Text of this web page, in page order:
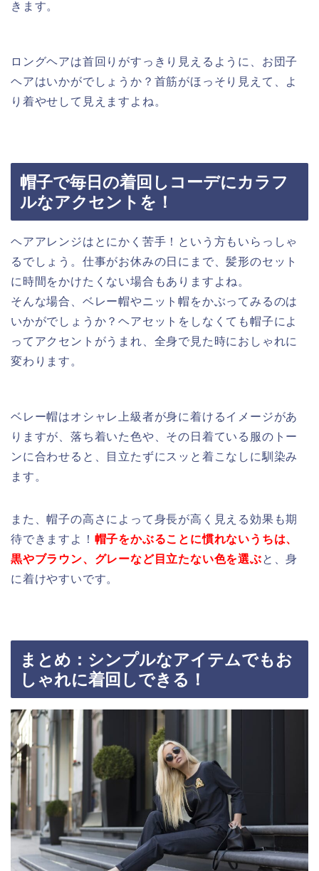
きます。
ロングヘアは首回りがすっきり見えるように、お団子
ヘアはいかがでしょうか？首筋がほっそり見えて、よ
り着やせして見えますよね。
帽子で毎日の着回しコーデにカラフ
ルなアクセントを！
ヘアアレンジはとにかく苦手！という方もいらっしゃ
るでしょう。仕事がお休みの日にまで、髪形のセット
に時間をかけたくない場合もありますよね。
そんな場合、ベレー帽やニット帽をかぶってみるのは
いかがでしょうか？ヘアセットをしなくても帽子によ
ってアクセントがうまれ、全身で見た時におしゃれに
変わります。
ベレー帽はオシャレ上級者が身に着けるイメージがあ
りますが、落ち着いた色や、その日着ている服のトー
ンに合わせると、目立たずにスッと着こなしに馴染み
ます。
また、帽子の高さによって身長が高く見える効果も期
待できますよ！ 帽子をかぶることに慣れないうちは、
黒やブラウン、グレーなど目立たない色を選ぶと、身
に着けやすいです。
まとめ：シンプルなアイテムでもお
しゃれに着回しできる！